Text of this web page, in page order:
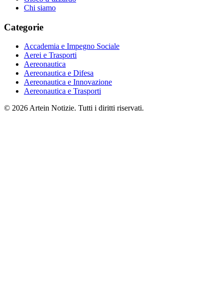
Chi siamo
Categorie
Accademia e Impegno Sociale
Aerei e Trasporti
Aereonautica
Aereonautica e Difesa
Aereonautica e Innovazione
Aereonautica e Trasporti
© 2026 Artein Notizie. Tutti i diritti riservati.